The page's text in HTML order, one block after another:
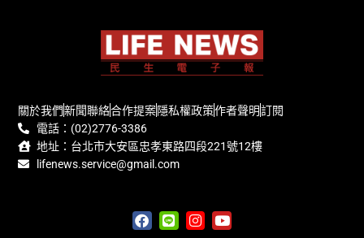
關於我們新聞聯絡合作提案隱私權政策作者聲明訂閱
電話：(02)2776-3386
地址：台北市大安區忠孝東路四段221號12樓
lifenews.service@gmail.com